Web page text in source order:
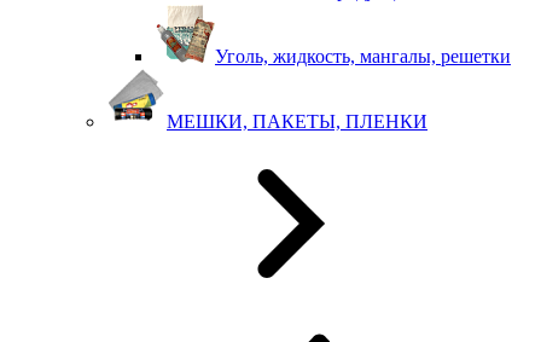
Уголь, жидкость, мангалы, решетки
МЕШКИ, ПАКЕТЫ, ПЛЕНКИ